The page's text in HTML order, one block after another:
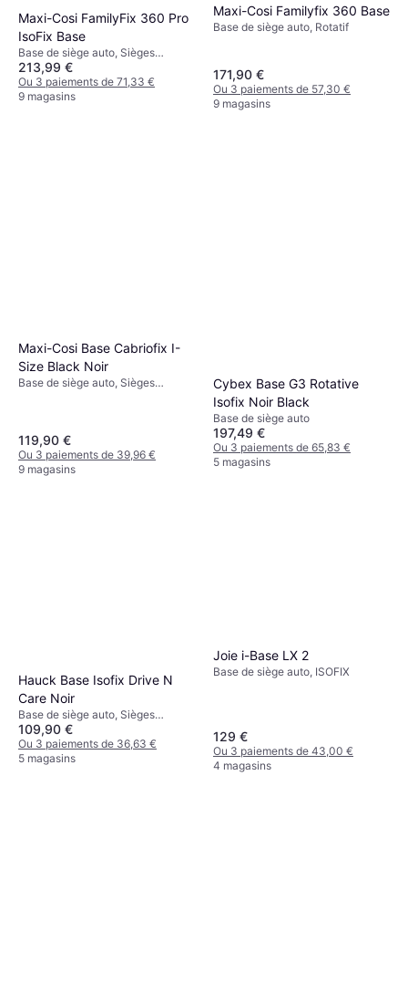
Maxi-Cosi FamilyFix 360 Pro
IsoFix Base
Base de siège auto, Sièges
orientés vers l'arrière, Rotatif,
ISOFIX
213,99 €
Ou 3 paiements de 71,33 €
9 magasins
Maxi-Cosi Familyfix 360 Base
Base de siège auto, Rotatif
171,90 €
Ou 3 paiements de 57,30 €
9 magasins
Maxi-Cosi Base Cabriofix I-
Size Black Noir
Base de siège auto, Sièges
119,90 €
Ou 3 paiements de 39,96 €
9 magasins
Cybex Base G3 Rotative
Isofix Noir Black
Base de siège auto
197,49 €
Ou 3 paiements de 65,83 €
5 magasins
Hauck Base Isofix Drive N
Care Noir
Base de siège auto, Sièges
orientés vers l'arrière, ISOFIX
109,90 €
Ou 3 paiements de 36,63 €
5 magasins
Joie i-Base LX 2
Base de siège auto, ISOFIX
129 €
Ou 3 paiements de 43,00 €
4 magasins